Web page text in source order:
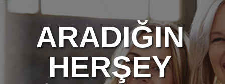
ARADIĞIN
HERŞEY